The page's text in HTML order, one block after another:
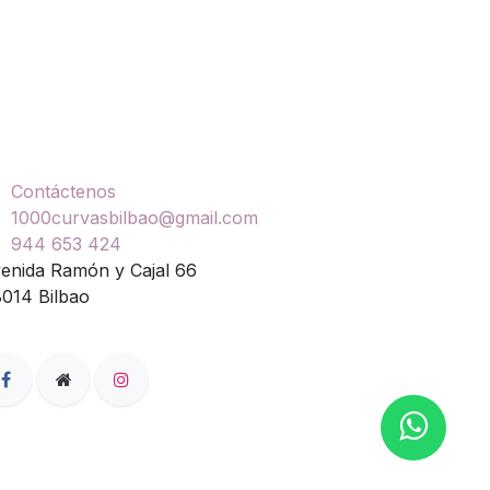
Contáctenos
1000curvasbilbao@gmail.com
944 653 424
Ramón y Cajal 66
Bilbao